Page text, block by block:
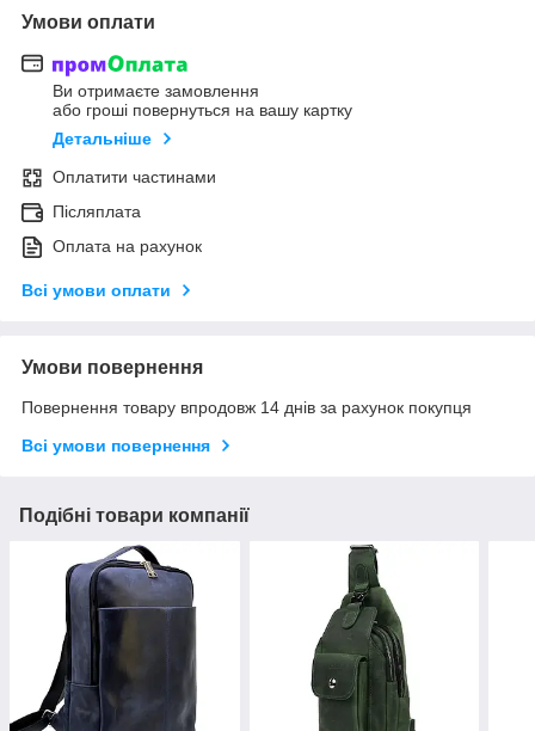
Умови оплати
Ви отримаєте замовлення
або гроші повернуться на вашу картку
Детальніше
Оплатити частинами
Післяплата
Оплата на рахунок
Всі умови оплати
Умови повернення
Повернення товару впродовж 14 днів за рахунок покупця
Всі умови повернення
Подібні товари компанії